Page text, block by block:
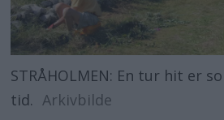
Logg inn
STRÅHOLMEN: En tur hit er
tid. Arkivbilde